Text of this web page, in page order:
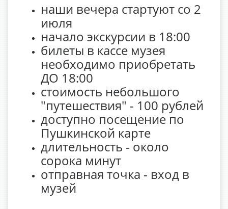
наши вечера стартуют со 2
июля
начало экскурсии в 18:00
билеты в кассе музея
необходимо приобретать
ДО 18:00
стоимость небольшого
"путешествия" - 100 рублей
доступно посещение по
Пушкинской карте
длительность - около
сорока минут
отправная точка - вход в
музей